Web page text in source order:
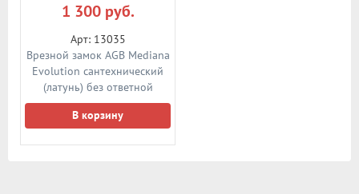
1 300 руб.
Арт: 13035
Врезной замок AGB Mediana
Evolution сантехнический
(латунь) без ответной
планки
В корзину